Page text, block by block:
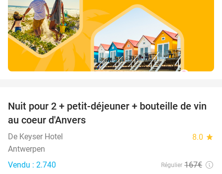
31%
Nuit pour 2 + petit-déjeuner + bouteille de vin
au coeur d'Anvers
De Keyser Hotel 8.0 star
Antwerpen
Vendu : 2.740
Régulier 167€